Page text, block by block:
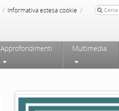
/ Informativa estesa cookie /
Approfondimenti Multimedia